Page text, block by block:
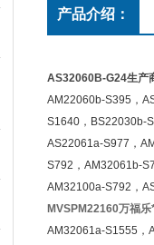
产品介绍：
AS32060B-G24生产
AM22060b-S395，
S1640，BS22030b-
AS22061a-S977，
S792，AM32061b-
AM32100a-S792，
MVSPM22160万福乐
AM32061a-S1555，